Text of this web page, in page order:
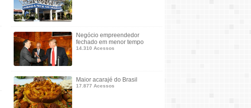
Negócio empreendedor
fechado em menor tempo
14.310 Acessos
Maior acarajé do Brasil
17.877 Acessos